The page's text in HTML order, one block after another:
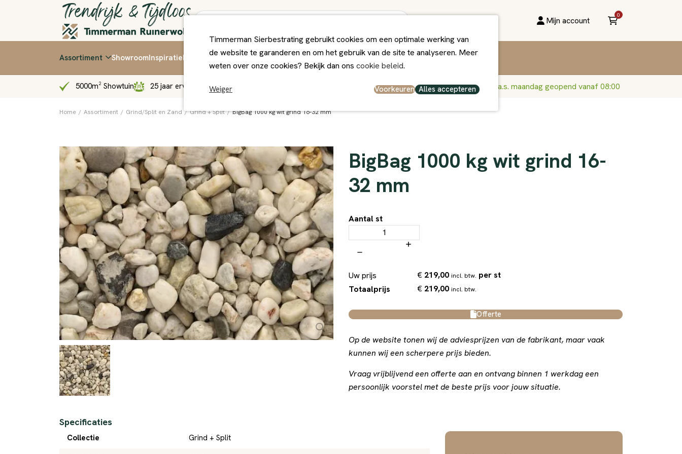
Mijn account
0
Assortiment ShowroomInspiratieKennis & TipsWinkel Contact
5000m² Showtuin 25 jaar ervaring Snel en persoonlijk a.s. maandag geopend vanaf 08:00
Home / Assortiment / Grind/Split en Zand / Grind + Split / BigBag 1000 kg wit grind 16-32 mm
BigBag 1000 kg wit grind 16-
32 mm
Aantal st
Uw prijs € 219,00 incl. btw. per st
Totaalprijs
€ 219,00 incl. btw.
Offerte
Op de website tonen wij de adviesprijzen van de fabrikant, maar vaak
kunnen wij een scherpere prijs bieden.
Vraag vrijblijvend een offerte aan en ontvang binnen 1 werkdag een
persoonlijk voorstel met de beste prijs voor jouw situatie.
Specificaties
Collectie Grind + Split
Timmerman Sierbestrating gebruikt cookies om een optimale werking van
de website te garanderen en om het gebruik van de site te analyseren. Meer
weten over onze cookies? Bekijk dan ons cookie beleid.
Weiger Voorkeuren Alles accepteren